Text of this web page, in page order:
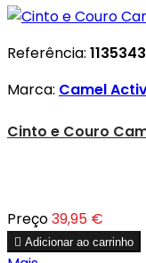
Referência: 1135343
Marca: Camel
Cinto e Couro
Preço39,95 €
 Adicionar ao carrinho